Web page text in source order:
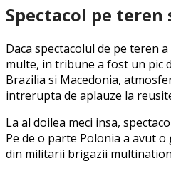
Spectacol pe
Daca spectacolul de pe teren
multe, in tribune a fost un pic
Brazilia si Macedonia,
intrerupta de aplauze la
La al doilea meci insa,
Pe de o parte Polonia a avut
din militarii brigazii